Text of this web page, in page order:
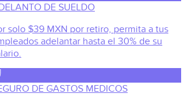
DE SUELDO
solo $39 MXN por retiro, permita a tus
adelantar hasta el 30% de su
DE GASTOS MEDICOS